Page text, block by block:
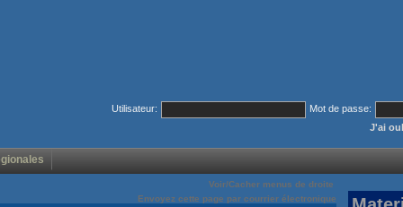
Utilisateur:
Mot de passe:
J'ai
Voir/Cacher menus de droite
Envoyez cette page par courrier électronique